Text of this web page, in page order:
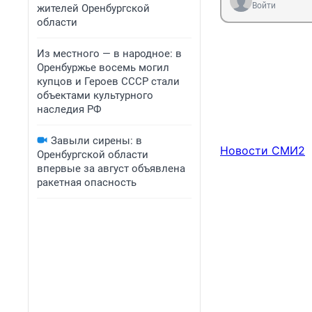
жителей Оренбургской
области
Из местного — в народное: в
Оренбуржье восемь могил
купцов и Героев СССР стали
объектами культурного
наследия РФ
Завыли сирены: в
Оренбургской области
впервые за август объявлена
ракетная опасность
Войти
Новости СМИ2